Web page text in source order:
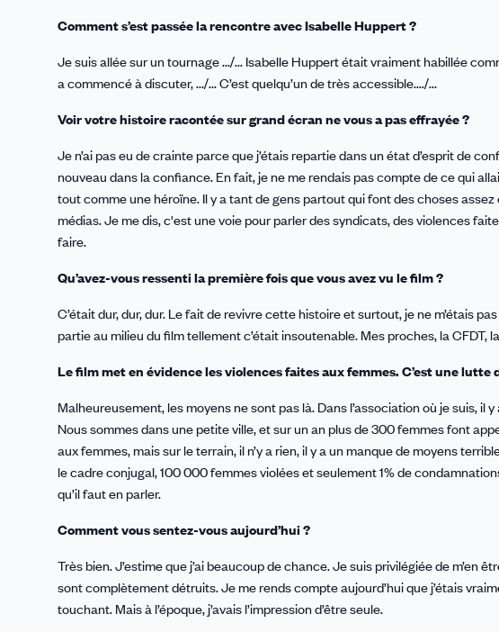
Comment s’est passée la rencontre avec Isabelle Huppert ?
Je suis allée sur un tournage .../... Isabelle Huppert était vraiment habillée
a commencé à discuter, .../... C’est quelqu’un de très accessible..../...
Voir votre histoire racontée sur grand écran ne vous a pas effrayée ?
Je n’ai pas eu de crainte parce que j’étais repartie dans un état d’esprit de
nouveau dans la confiance. En fait, je ne me rendais pas compte de ce qui
tout comme une héroïne. Il y a tant de gens partout qui font des choses
médias. Je me dis, c'est une voie pour parler des syndicats, des violences
faire.
Qu’avez-vous ressenti la première fois que vous avez vu le film ?
C’était dur, dur, dur. Le fait de revivre cette histoire et surtout, je ne m’étais
partie au milieu du film tellement c’était insoutenable. Mes proches, la CFDT,
Le film met en évidence les violences faites aux femmes. C’est une lutte
Malheureusement, les moyens ne sont pas là. Dans l’association où je suis,
Nous sommes dans une petite ville, et sur un an plus de 300 femmes font
aux femmes, mais sur le terrain, il n’y a rien, il y a un manque de moyens
le cadre conjugal, 100 000 femmes violées et seulement 1% de
qu’il faut en parler.
Comment vous sentez-vous aujourd’hui ?
Très bien. J’estime que j’ai beaucoup de chance. Je suis privilégiée de m’en
sont complètement détruits. Je me rends compte aujourd’hui que j’étais
touchant. Mais à l’époque, j’avais l’impression d’être seule.